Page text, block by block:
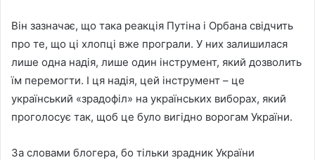
Він зазначає, що така реакція Путіна і Орбана свідчить
про те, що ці хлопці вже програли. У них залишилася
лише одна надія, лише один інструмент, який дозволить
їм перемогти. І ця надія, цей інструмент – це
український «зрадофіл» на українських виборах, який
проголосує так, щоб це було вигідно ворогам України.
За словами блогера, бо тільки зрадник України